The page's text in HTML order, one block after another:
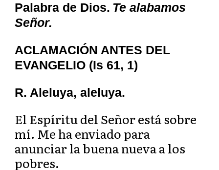
Palabra de Dios. Te alabamos
Señor.
ACLAMACIÓN ANTES DEL
EVANGELIO (Is 61, 1)
R. Aleluya, aleluya.
El Espíritu del Señor está sobre
mí. Me ha enviado para
anunciar la buena nueva a los
pobres.